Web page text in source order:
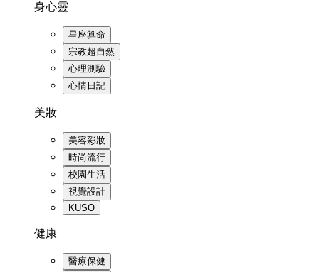
身心靈
星座算命
宗教超自然
心理測驗
心情日記
美妝
美容彩妝
時尚流行
校園生活
視覺設計
KUSO
健康
醫療保健